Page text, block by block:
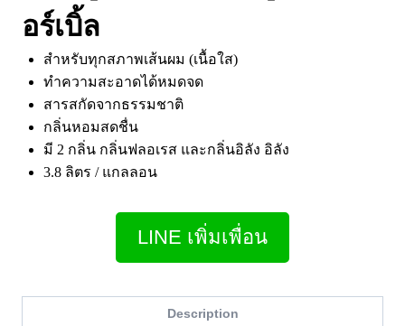
อร์เบิ้ล
สำหรับทุกสภาพเส้นผม (เนื้อใส)
ทำความสะอาดได้หมดจด
สารสกัดจากธรรมชาติ
กลิ่นหอมสดชื่น
มี 2 กลิ่น กลิ่นฟลอเรส และกลิ่นอิลัง อิลัง
3.8 ลิตร / แกลลอน
LINE เพิ่มเพื่อน
Description